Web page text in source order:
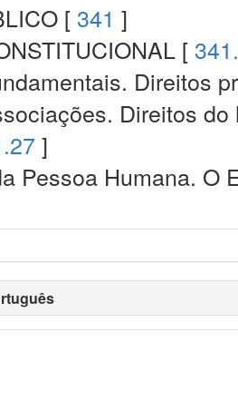
[ 341 ]
[
Direitos
Direitos
]
Pessoa Humana.